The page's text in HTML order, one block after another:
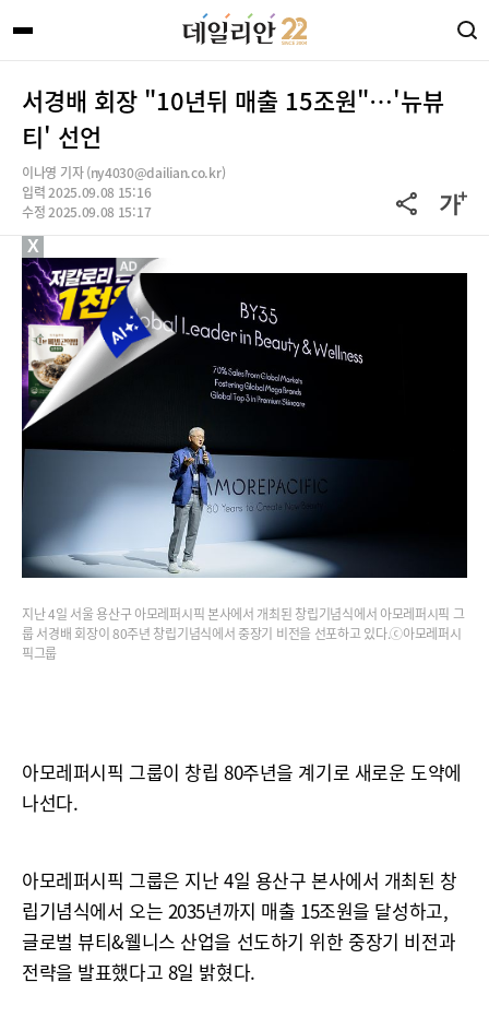
서경배 회장 "10년뒤 매출 15조원"…'뉴뷰
티' 선언
이나영 기자 (ny4030@dailian.co.kr)
입력 2025.09.08 15:16
수정 2025.09.08 15:17
지난 4일 서울 용산구 아모레퍼시픽 본사에서 개최된 창립기념식에서 아모레퍼시픽 그
룹 서경배 회장이 80주년 창립기념식에서 중장기 비전을 선포하고 있다.ⓒ아모레퍼시
픽그룹
아모레퍼시픽 그룹이 창립 80주년을 계기로 새로운 도약에
나선다.
아모레퍼시픽 그룹은 지난 4일 용산구 본사에서 개최된 창
립기념식에서 오는 2035년까지 매출 15조원을 달성하고,
글로벌 뷰티&웰니스 산업을 선도하기 위한 중장기 비전과
전략을 발표했다고 8일 밝혔다.
X